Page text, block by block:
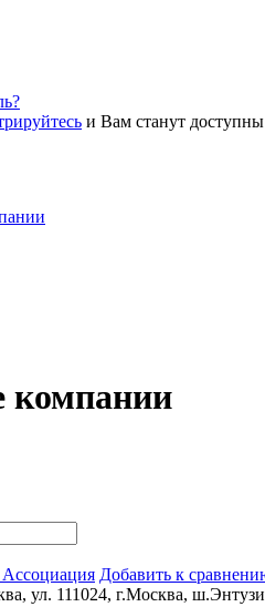
и Вам станут
компании
Добавить к
ул. 111024, г.Москва,